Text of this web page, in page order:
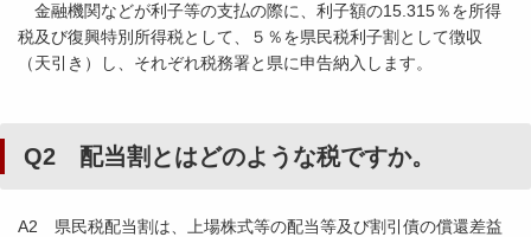
金融機関などが利子等の支払の際に、利子額の15.315％を所得
税及び復興特別所得税として、５％を県民税利子割として徴収
（天引き）し、それぞれ税務署と県に申告納入します。
Q2 配当割とはどのような税ですか。
A2 県民税配当割は、上場株式等の配当等及び割引債の償還差益